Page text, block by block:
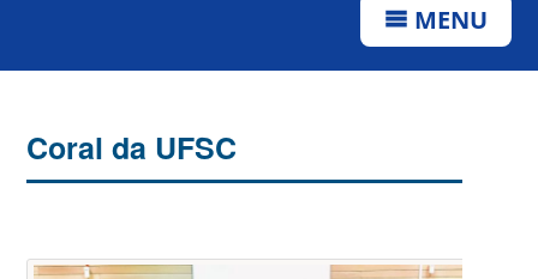
MENU
Coral da UFSC